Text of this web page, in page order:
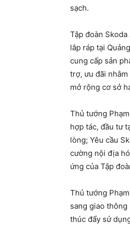
sạch.
Tập đoàn
lắp ráp tại
cung cấp sản
trợ, ưu đãi
mở rộng cơ sở
Thủ tướng
hợp tác, đầu tư
lòng; Yêu cầu
cường nội địa
ứng của Tập
Thủ tướng
sang giao
thúc đẩy sử